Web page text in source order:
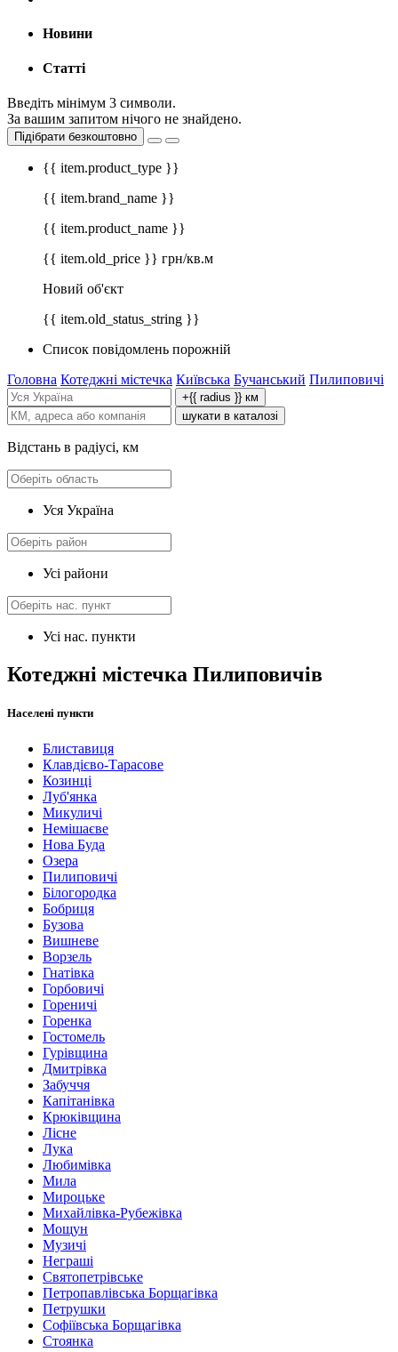
Новини
Статті
Введіть мінімум 3 символи.
За вашим запитом нічого не знайдено.
Підібрати безкоштовно
{{ item.product_type }}
{{ item.brand_name }}
{{ item.product_name }}
{{ item.old_price }} грн/кв.м
Новий об'єкт
{{ item.old_status_string }}
Список повідомлень порожній
Головна Котеджні містечка Київська Бучанський Пилиповичі
+{{ radius }} км
шукати в каталозі
Відстань в радіусі, км
Уся Україна
Усі райони
Усі нас. пункти
Котеджні містечка Пилиповичів
Населені пункти
Блиставиця
Клавдієво-Тарасове
Козинці
Луб'янка
Микуличі
Немішаєве
Нова Буда
Озера
Пилиповичі
Білогородка
Бобриця
Бузова
Вишневе
Ворзель
Гнатівка
Горбовичі
Гореничі
Горенка
Гостомель
Гурівщина
Дмитрівка
Забуччя
Капітанівка
Крюківщина
Лісне
Лука
Любимівка
Мила
Мироцьке
Михайлівка-Рубежівка
Мощун
Музичі
Неграші
Святопетрівське
Петропавлівська Борщагівка
Петрушки
Софіївська Борщагівка
Стоянка